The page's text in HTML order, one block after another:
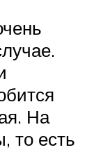
На
то есть